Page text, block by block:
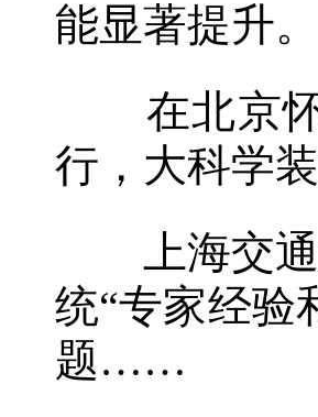
能显著提升。
在北京怀
行，大科学
上海交通
统“专家经验
题……